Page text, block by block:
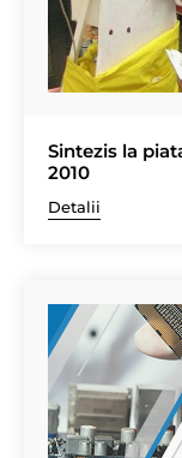
Sintezis la
2010
Detalii